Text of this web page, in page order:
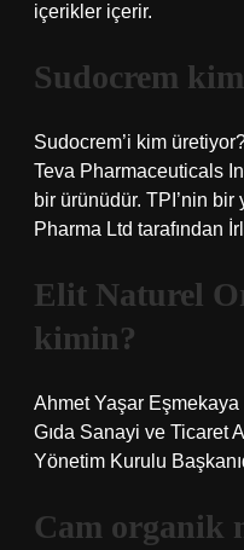
içerikler içerir.
Sudocrem
Sudocrem’i kim
Teva Pharmaceuticals
bir ürünüdür. TPI’nin
Pharma Ltd tarafından
Elit Naturel
kimin?
Ahmet Yaşar
Gıda Sanayi ve Ticaret
Yönetim Kurulu
Cam organik